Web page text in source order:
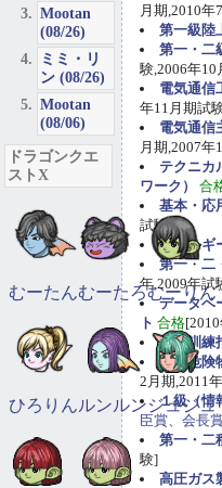
月期,2010年
第一級陸
第一・二
験,2006年
電気通信
年11月期試
電気通信
月期,2007年
テクニカ
ワーク）
合
基本・応
試験]
エネルギ
第一・二
年,2009年試
データベ
ト 合格
職業訓練
甲種危険
2月期,2011
１級（情
臣賞、会長
第一・二
験]
高圧ガス
Mootan
(08/26)
ミミ・リ
ン (08/26)
Mootan
(08/06)
ドラゴンクエ
ストX
むーたんむーたろむーりん
ひろりんルンルンジュジュ